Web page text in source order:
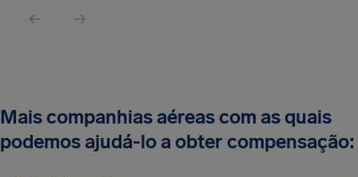
Mais companhias aéreas com as quais
podemos ajudá-lo a obter compensação: